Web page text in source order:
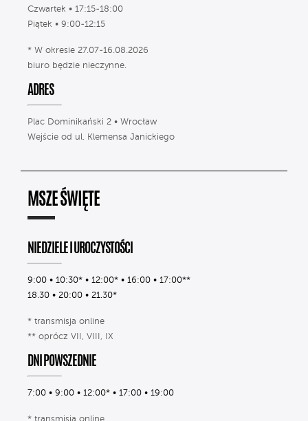
Czwartek • 17:15-18:00
Piątek • 9:00-12:15
* W okresie 27.07-16.08.2026
biuro będzie nieczynne.
ADRES
Plac Dominikański 2 • Wrocław
Wejście od ul. Klemensa Janickiego
MSZE ŚWIĘTE
NIEDZIELE I UROCZYSTOŚCI
9:00 • 10:30* • 12:00* • 16:00 • 17:00**
18.30 • 20:00 • 21.30*
* transmisja online
** oprócz VII, VIII, IX
DNI POWSZEDNIE
7:00 • 9:00 • 12:00* • 17:00 • 19:00